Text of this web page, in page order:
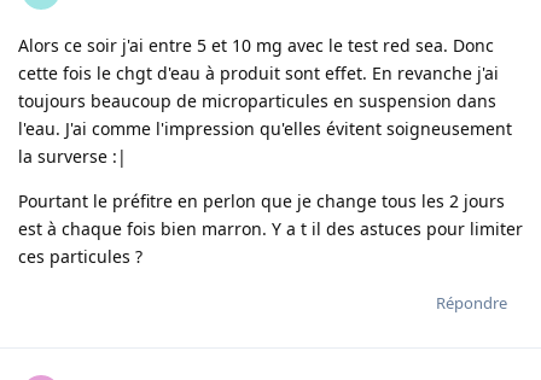
Alors ce soir j'ai entre 5 et 10 mg avec le test red sea. Donc
cette fois le chgt d'eau à produit sont effet. En revanche j'ai
toujours beaucoup de microparticules en suspension dans
l'eau. J'ai comme l'impression qu'elles évitent soigneusement
la surverse :|
Pourtant le préfitre en perlon que je change tous les 2 jours
est à chaque fois bien marron. Y a t il des astuces pour limiter
ces particules ?
Répondre